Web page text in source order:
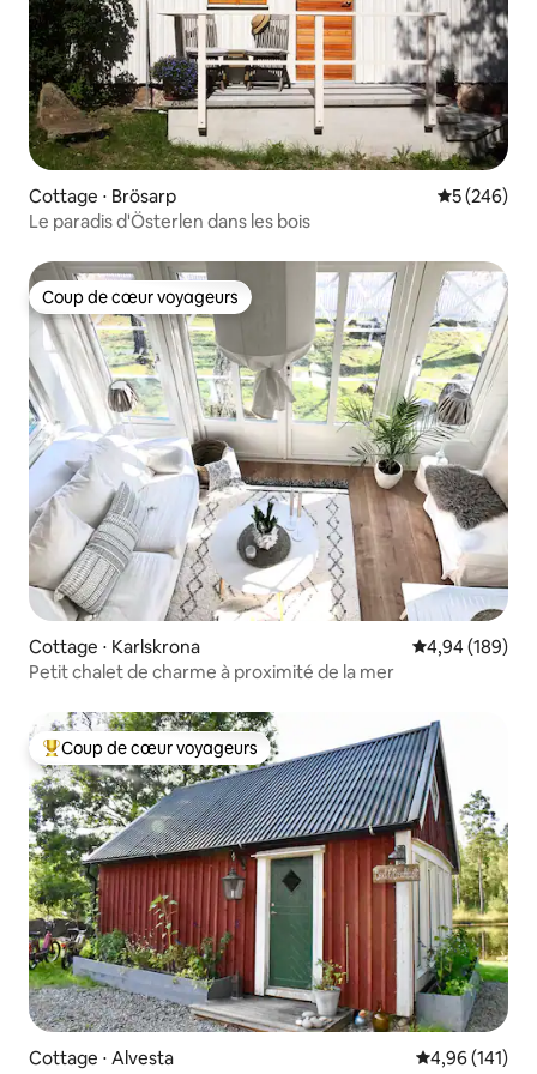
Cottage ⋅ Brösarp Évaluation
5 (246)
Le paradis d'Österlen dans les bois
Coup de cœur voyageurs
Coup de cœur voyageurs
Cottage ⋅ Karlskrona Évaluation
4,94 (189)
Petit chalet de charme à proximité de la mer
Coups de cœur voyageurs les plus appréciés
Coup de cœur voyageurs
Cottage ⋅ Alvesta Évaluation
4,96 (141)